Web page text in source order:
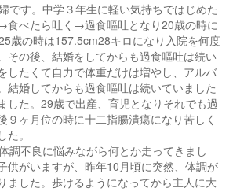
です。中学３年生に軽い気持ちではじめた
食べたら吐く→過食嘔吐となり20歳の時に
歳の時は157.5cm28キロになり入院を何度
その後、結婚をしてからも過食嘔吐は続い
したくて自力で体重だけは増やし、アルバ
結婚してからも過食嘔吐は続いていました
した。29歳で出産、育児となりそれでも過
９ヶ月位の時に十二指腸潰瘍になり苦しく
。
調不良に悩みながら何とか走ってきまし
供がいますが、昨年10月頃に突然、体調が
ました。歩けるようになってから主人に大